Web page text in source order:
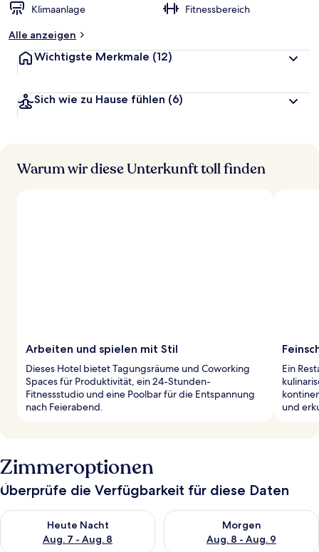
Klimaanlage
Fitnessbereich
Alle anzeigen
Wichtigste Merkmale (12)
Sich wie zu Hause fühlen (6)
Warum wir diese Unterkunft toll finden
Arbeiten und spielen mit Stil
Dieses Hotel bietet Tagungsräume und Coworking
Spaces für Produktivität, ein 24-Stunden-
Fitnessstudio und eine Poolbar für die Entspannung
nach Feierabend.
Ein
und
Zimmeroptionen
Überprüfe die Verfügbarkeit für diese Daten
Heute Nacht
Aug. 7 - Aug. 8
Überprüfe die Verfügbarkeit für heute Nacht, Aug. 7 - Aug. 8.
Morgen
Aug. 8 - Aug. 9
Überprüfe die Verfügbarkeit